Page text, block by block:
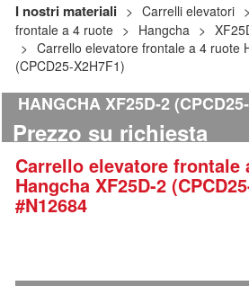
I nostri materiali Carrelli elevatori
frontale a 4 ruote
Hangcha
Carrello elevatore frontale a 4 ruote
(CPCD25-X2H7F1)
HANGCHA XF25D-2
Prezzo su richiesta
Carrello elevatore frontale
Hangcha XF25D-2
#N12684